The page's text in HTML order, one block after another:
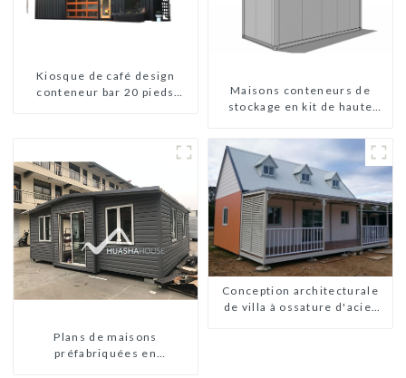
Kiosque de café design
conteneur bar 20 pieds
Maisons conteneurs de
stockage en kit de haute
préfabriqués prêts à être
installés
Plans de maisons
préfabriquées en
Conception architecturale
de villa à ossature d'acier